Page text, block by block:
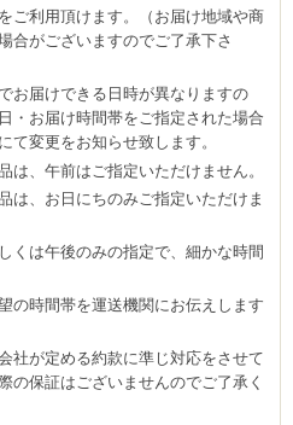
ご利用頂けます。（お届け地域や商
合がございますのでご了承下さ
お届けできる日時が異なりますの
・お届け時間帯をご指定された場合
て変更をお知らせ致します。
は、午前はご指定いただけません。
は、お日にちのみご指定いただけま
くは午後のみの指定で、細かな時間
の時間帯を運送機関にお伝えします
社が定める約款に準じ対応をさせて
の保証はございませんのでご了承く